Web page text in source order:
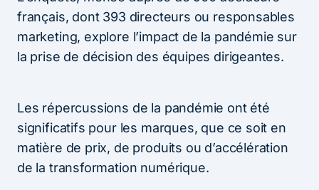
français, dont 393 directeurs ou responsables
marketing, explore l’impact de la pandémie sur
la prise de décision des équipes dirigeantes.
Les répercussions de la pandémie ont été
significatifs pour les marques, que ce soit en
matière de prix, de produits ou d’accélération
de la transformation numérique.